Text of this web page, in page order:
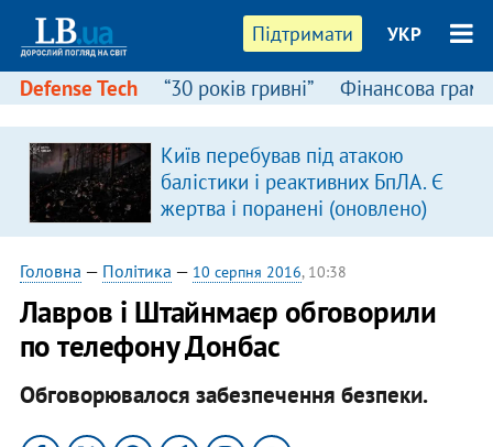
Підтримати УКР
Defense Tech “30 років гривні” Фінансова
Київ перебував під атакою
балістики і реактивних БпЛА. Є
жертва і поранені (оновлено)
Головна — Політика — 10 серпня 2016, 10:38
Лавров і Штайнмаєр обговорили
по телефону Донбас
Обговорювалося забезпечення безпеки.